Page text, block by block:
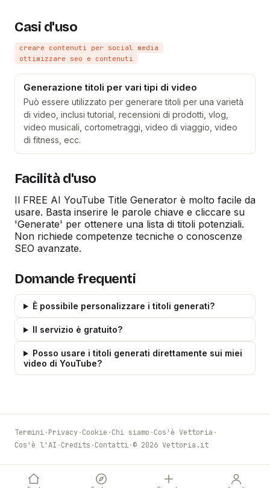
Casi d'uso
creare contenuti per social media
ottimizzare seo e contenuti
Generazione titoli per vari tipi di video
Può essere utilizzato per generare titoli per una varietà
di video, inclusi tutorial, recensioni di prodotti, vlog,
video musicali, cortometraggi, video di viaggio, video
di fitness, ecc.
Facilità d'uso
Il FREE AI YouTube Title Generator è molto facile da
usare. Basta inserire le parole chiave e cliccare su
'Generate' per ottenere una lista di titoli potenziali.
Non richiede competenze tecniche o conoscenze
SEO avanzate.
Domande frequenti
È possibile personalizzare i titoli generati?
Il servizio è gratuito?
Posso usare i titoli generati direttamente sui miei
video di YouTube?
Termini·Privacy·Cookie ·Chi siamo ·Cos'è Vettoria ·
Cos'è l'AI ·Credits ·Contatti·© 2026 Vettoria.it